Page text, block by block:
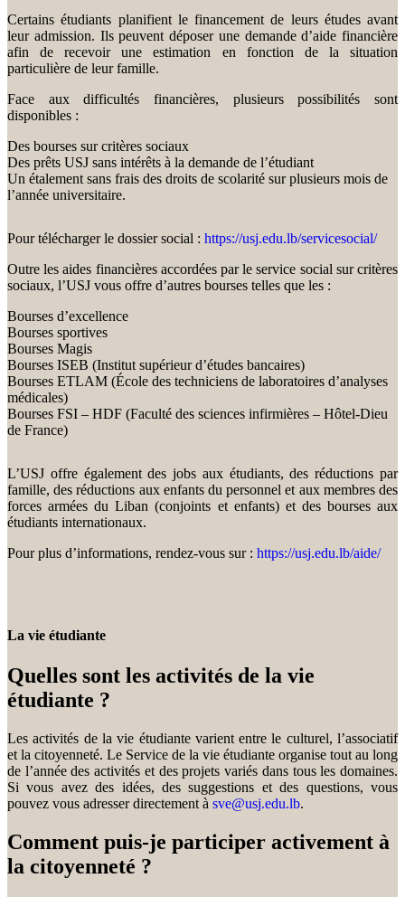
Certains étudiants planifient le financement de leurs études avant
leur admission. Ils peuvent déposer une demande d’aide financière
afin de recevoir une estimation en fonction de la situation
particulière de leur famille.
Face aux difficultés financières, plusieurs possibilités sont
disponibles :
Des bourses sur critères sociaux
Des prêts USJ sans intérêts à la demande de l’étudiant
Un étalement sans frais des droits de scolarité sur plusieurs mois de
l’année universitaire.
Pour télécharger le dossier social : https://usj.edu.lb/servicesocial/
Outre les aides financières accordées par le service social sur critères
sociaux, l’USJ vous offre d’autres bourses telles que les :
Bourses d’excellence
Bourses sportives
Bourses Magis
Bourses ISEB (Institut supérieur d’études bancaires)
Bourses ETLAM (École des techniciens de laboratoires d’analyses
médicales)
Bourses FSI – HDF (Faculté des sciences infirmières – Hôtel-Dieu
de France)
L’USJ offre également des jobs aux étudiants, des réductions par
famille, des réductions aux enfants du personnel et aux membres des
forces armées du Liban (conjoints et enfants) et des bourses aux
étudiants internationaux.
Pour plus d’informations, rendez-vous sur : https://usj.edu.lb/aide/
La vie étudiante
Quelles sont les activités de la vie
étudiante ?
Les activités de la vie étudiante varient entre le culturel, l’associatif
et la citoyenneté. Le Service de la vie étudiante organise tout au long
de l’année des activités et des projets variés dans tous les domaines.
Si vous avez des idées, des suggestions et des questions, vous
pouvez vous adresser directement à sve@usj.edu.lb.
Comment puis-je participer activement à
la citoyenneté ?